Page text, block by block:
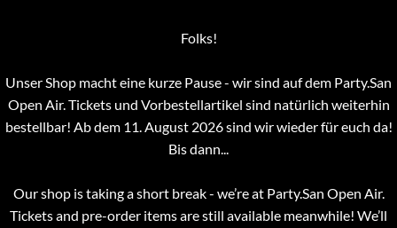
Folks!
Unser Shop macht eine kurze Pause - wir sind auf dem Party.San
Open Air. Tickets und Vorbestellartikel sind natürlich weiterhin
bestellbar! Ab dem 11. August 2026 sind wir wieder für euch da!
Bis dann...
Our shop is taking a short break - we’re at Party.San Open Air.
Tickets and pre-order items are still available meanwhile! We’ll